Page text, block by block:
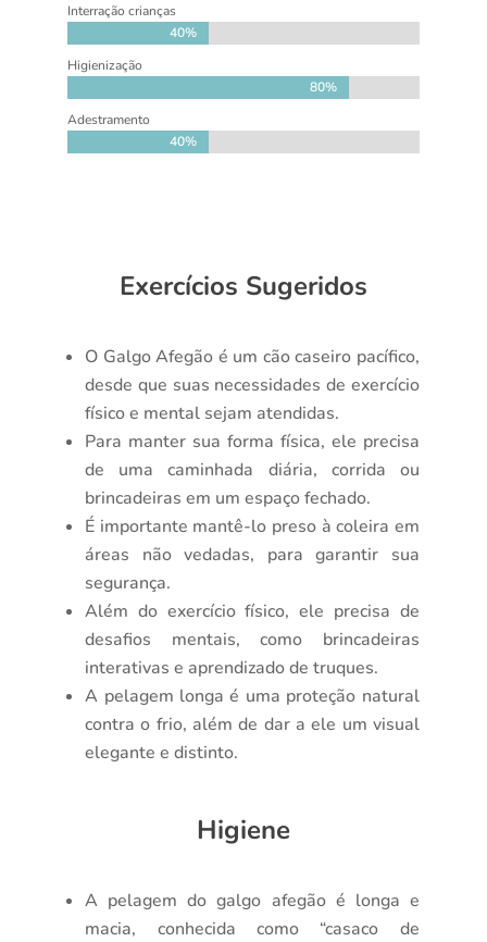
Interração crianças
40%
40%
Higienização
80%
80%
Adestramento
40%
40%
Exercícios Sugeridos
O Galgo Afegão é um cão caseiro pacífico,
desde que suas necessidades de exercício
físico e mental sejam atendidas.
Para manter sua forma física, ele precisa
de uma caminhada diária, corrida ou
brincadeiras em um espaço fechado.
É importante mantê-lo preso à coleira em
áreas não vedadas, para garantir sua
segurança.
Além do exercício físico, ele precisa de
desafios mentais, como brincadeiras
interativas e aprendizado de truques.
A pelagem longa é uma proteção natural
contra o frio, além de dar a ele um visual
elegante e distinto.
Higiene
A pelagem do galgo afegão é longa e
macia, conhecida como “casaco de